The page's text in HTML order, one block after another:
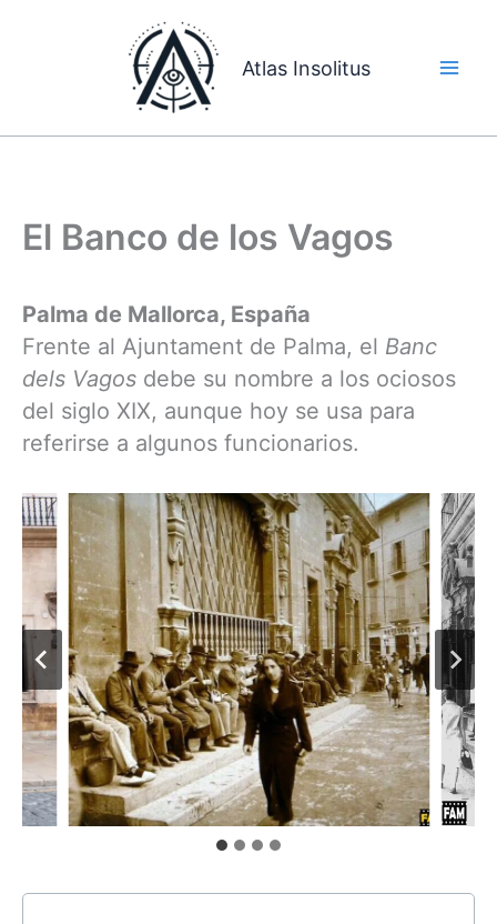
Atlas Insolitus
El Banco de los Vagos
Palma de Mallorca, España
Frente al Ajuntament de Palma, el Banc
dels Vagos debe su nombre a los ociosos
del siglo XIX, aunque hoy se usa para
referirse a algunos funcionarios.